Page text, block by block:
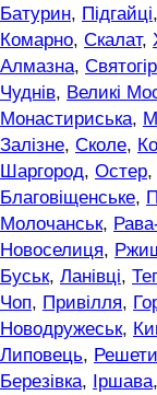
Батурин, Підгайці,
Комарно, Скалат,
Алмазна,
Чуднів, Великі
Монастириська,
Залізне, Сколе,
Шаргород, Остер,
Благовіщенське,
Молочанськ,
Новоселиця,
Буськ, Ланівці,
Чоп, Привілля,
Новодружеськ,
Липовець,
Березівка, Іршава,